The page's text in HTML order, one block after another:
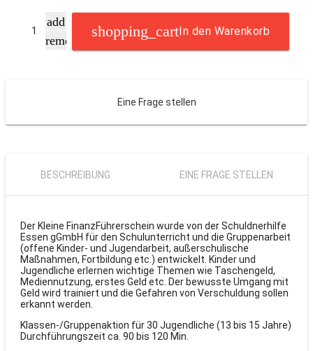
add
remove
In den Warenkorb
Eine Frage stellen
BESCHREIBUNG EINE FRAGE STELLEN
Der Kleine FinanzFührerschein wurde von der Schuldnerhilfe
Essen gGmbH für den Schulunterricht und die Gruppenarbeit
(offene Kinder- und Jugendarbeit, außerschulische
Maßnahmen, Fortbildung etc.) entwickelt. Kinder und
Jugendliche erlernen wichtige Themen wie Taschengeld,
Mediennutzung, erstes Geld etc. Der bewusste Umgang mit
Geld wird trainiert und die Gefahren von Verschuldung sollen
erkannt werden.
Klassen-/Gruppenaktion für 30 Jugendliche (13 bis 15 Jahre)
Durchführungszeit ca. 90 bis 120 Min.